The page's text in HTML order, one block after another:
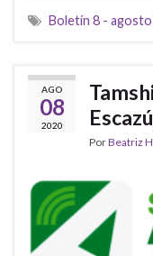
Boletín 8 -
AGO
08
2020
PorBeatriz